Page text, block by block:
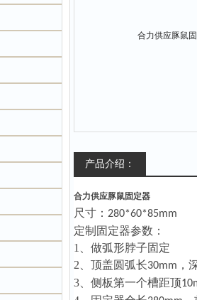
产品介绍：
合力供应豚鼠固定器
尺寸： 280*60*85mm
定制固定器参数：
1、 做弧形脖子固定
2、 顶盖圆弧长30mm ，
3、 侧板第一个槽距顶